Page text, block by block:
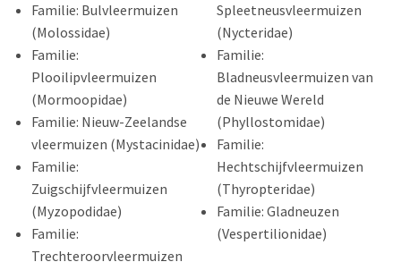
Familie: Bulvleermuizen
(Molossidae)
Familie:
Plooilipvleermuizen
(Mormoopidae)
Familie: Nieuw-Zeelandse
vleermuizen (Mystacinidae)
Familie:
Zuigschijfvleermuizen
(Myzopodidae)
Familie:
Trechteroorvleermuizen
Spleetneusvleermuizen
(Nycteridae)
Familie:
Bladneusvleermuizen van
de Nieuwe Wereld
(Phyllostomidae)
Familie:
Hechtschijfvleermuizen
(Thyropteridae)
Familie: Gladneuzen
(Vespertilionidae)